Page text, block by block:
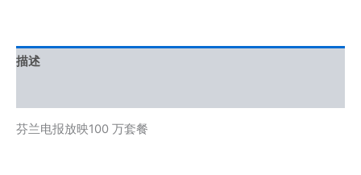
描述
芬兰电报放映100 万套餐